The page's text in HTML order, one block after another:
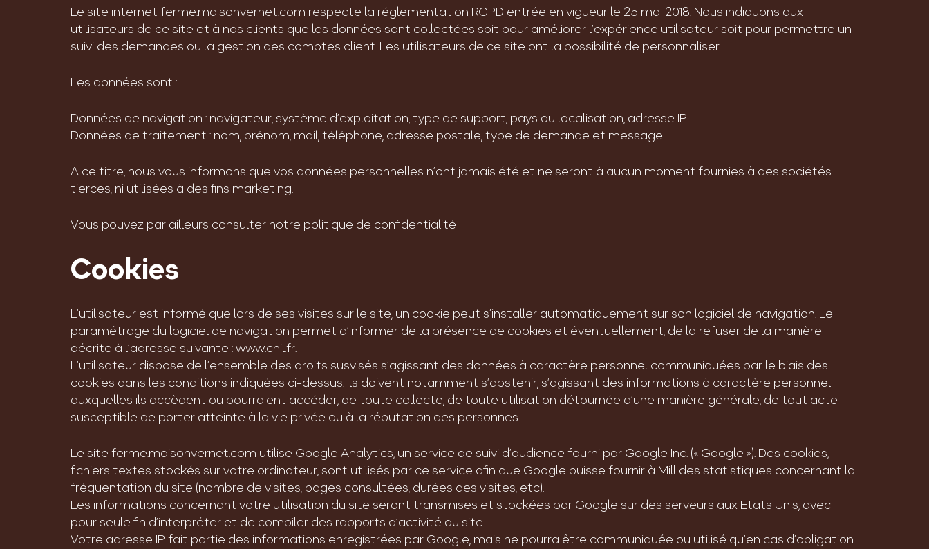
Le site internet ferme.maisonvernet.com respecte la réglementation RGPD entrée en vigueur le 25 mai 2018. Nous indiquons aux
utilisateurs de ce site et à nos clients que les données sont collectées soit pour améliorer l’expérience utilisateur soit pour permettre un
suivi des demandes ou la gestion des comptes client. Les utilisateurs de ce site ont la possibilité de personnaliser
Les données sont :
Données de navigation : navigateur, système d’exploitation, type de support, pays ou localisation, adresse IP
Données de traitement : nom, prénom, mail, téléphone, adresse postale, type de demande et message.
A ce titre, nous vous informons que vos données personnelles n’ont jamais été et ne seront à aucun moment fournies à des sociétés
tierces, ni utilisées à des fins marketing.
Vous pouvez par ailleurs consulter notre politique de confidentialité
Cookies
L’utilisateur est informé que lors de ses visites sur le site, un cookie peut s’installer automatiquement sur son logiciel de navigation. Le
paramétrage du logiciel de navigation permet d’informer de la présence de cookies et éventuellement, de la refuser de la manière
décrite à l’adresse suivante : www.cnil.fr.
L’utilisateur dispose de l’ensemble des droits susvisés s’agissant des données à caractère personnel communiquées par le biais des
cookies dans les conditions indiquées ci-dessus. Ils doivent notamment s’abstenir, s’agissant des informations à caractère personnel
auxquelles ils accèdent ou pourraient accéder, de toute collecte, de toute utilisation détournée d’une manière générale, de tout acte
susceptible de porter atteinte à la vie privée ou à la réputation des personnes.
Le site ferme.maisonvernet.com utilise Google Analytics, un service de suivi d’audience fourni par Google Inc. (« Google »). Des cookies,
fichiers textes stockés sur votre ordinateur, sont utilisés par ce service afin que Google puisse fournir à Mill des statistiques concernant la
fréquentation du site (nombre de visites, pages consultées, durées des visites, etc).
Les informations concernant votre utilisation du site seront transmises et stockées par Google sur des serveurs aux Etats Unis, avec
pour seule fin d’interpréter et de compiler des rapports d’activité du site.
Votre adresse IP fait partie des informations enregistrées par Google, mais ne pourra être communiquée ou utilisé qu’en cas d’obligation